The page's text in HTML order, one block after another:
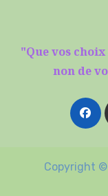
"Que vos
non de
Copyright